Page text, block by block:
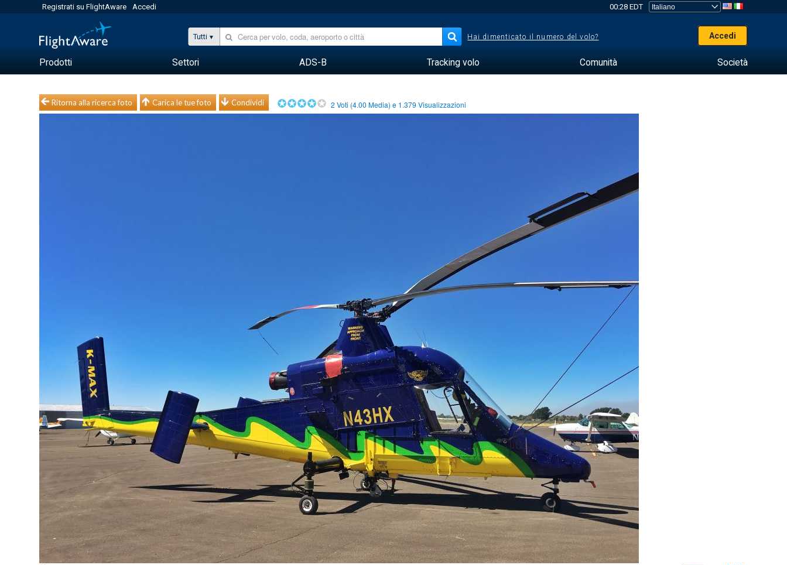
Registrati su FlightAware Accedi 00:28 EDT
Tutti Hai dimenticato il numero del volo? Accedi
Prodotti Settori ADS-B Tracking volo Comunità Società
Ritorna alla ricerca foto Carica le tue foto Condividi 2 Voti (4.00 Media) e 1.379 Visualizzazioni